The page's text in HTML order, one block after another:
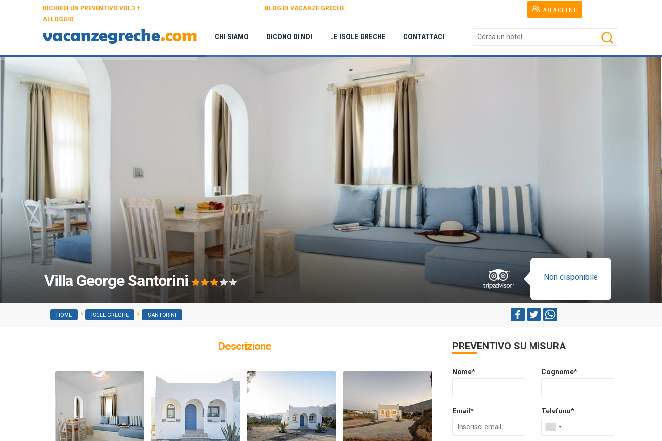
AREA CLIENTI
RICHIEDI UN PREVENTIVO VOLO +
ALLOGGIO
BLOG DI VACANZE GRECHE
CHI SIAMO DICONO DI NOI LE ISOLE GRECHE CONTATTACI
Non disponibile
Villa George Santorini
HOME ISOLE GRECHE SANTORINI
Descrizione PREVENTIVO SU MISURA
Nome* Cognome*
Email* Telefono*